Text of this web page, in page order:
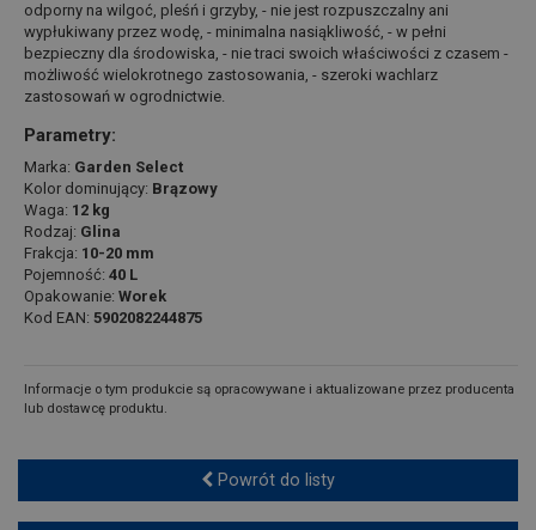
odporny na wilgoć, pleśń i grzyby, - nie jest rozpuszczalny ani
wypłukiwany przez wodę, - minimalna nasiąkliwość, - w pełni
bezpieczny dla środowiska, - nie traci swoich właściwości z czasem -
możliwość wielokrotnego zastosowania, - szeroki wachlarz
zastosowań w ogrodnictwie.
Parametry:
Marka: Garden Select
Kolor dominujący: Brązowy
Waga: 12 kg
Rodzaj: Glina
Frakcja: 10-20 mm
Pojemność: 40 L
Opakowanie: Worek
Kod EAN: 5902082244875
Informacje o tym produkcie są opracowywane i aktualizowane przez producenta
lub dostawcę produktu.
Powrót do listy